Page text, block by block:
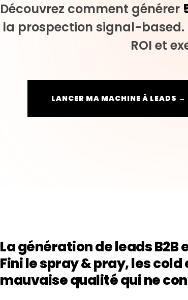
Découvrez comment générer
la prospection signal-
ROI et
LANCER MA MACHINE À LEADS →
La génération de leads B2B
Fini le spray & pray, les
mauvaise qualité qui ne